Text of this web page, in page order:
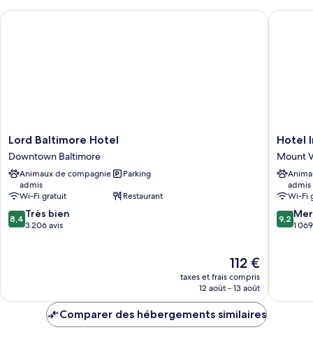
Suite
Lord
Baltimore
Hotel
Downtown
Baltimore
Lord Baltimore Hotel
Downtown Baltimore
Animaux de compagnie
admis
Parking
Wi-Fi gratuit
Restaurant
8.4
sur
8,4 Très bien
3 206 avis
Le
nouveau
prix
de
112 €
taxes et frais compris
12 août - 13 août
Lord Baltimore Hotel
Hotel
Indigo
IHG
Mount
Vernon
Hotel
Mount
admis
Wi-Fi
9.2
sur
9,2
1
Hotel
Comparer des hébergements similaires